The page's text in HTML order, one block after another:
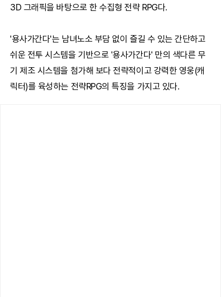
3D 그래픽을 바탕으로 한 수집형 전략 RPG다.
'용사가간다'는 남녀노소 부담 없이 즐길 수 있는 간단하고
쉬운 전투 시스템을 기반으로 '용사가간다' 만의 색다른 무
기 제조 시스템을 첨가해 보다 전략적이고 강력한 영웅(캐
릭터)를 육성하는 전략RPG의 특징을 가지고 있다.